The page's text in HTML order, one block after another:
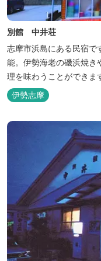
別館 中井荘
志摩市浜島にある民宿で
能。伊勢海老の磯浜焼き
理を味わうことができま
伊勢志摩